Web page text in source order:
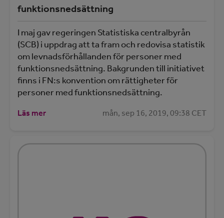
funktionsnedsättning
I maj gav regeringen Statistiska centralbyrån
(SCB) i uppdrag att ta fram och redovisa statistik
om levnadsförhållanden för personer med
funktionsnedsättning. Bakgrunden till initiativet
finns i FN:s konvention om rättigheter för
personer med funktionsnedsättning.
Läs mer mån, sep 16, 2019, 09:38 CET